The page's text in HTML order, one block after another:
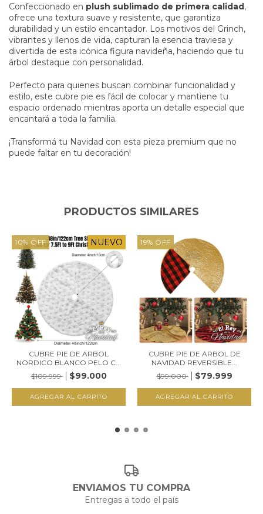
Confeccionado en plush sublimado de primera calidad,
ofrece una textura suave y resistente, que garantiza
durabilidad y un estilo encantador. Los motivos del Grinch,
vibrantes y llenos de vida, capturan la esencia traviesa y
divertida de esta icónica figura navideña, haciendo que tu
árbol destaque con personalidad.
Perfecto para quienes buscan combinar funcionalidad y
estilo, este cubre pie es fácil de colocar y mantiene tu
espacio ordenado mientras aporta un detalle especial que
encantará a toda la familia.
¡Transformá tu Navidad con esta pieza premium que no
puede faltar en tu decoración!
PRODUCTOS SIMILARES
10% OFF NUEVO
CUBRE PIE DE ARBOL
NORDICO BLANCO PELO C...
$109.999
$99.000
19% OFF
CUBRE PIE DE ARBOL DE
NAVIDAD REVERSIBLE...
$99.000
$79.999
ENVIAMOS TU COMPRA
Entregas a todo el país